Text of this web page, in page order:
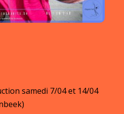
samedi 7/04 et 14/04